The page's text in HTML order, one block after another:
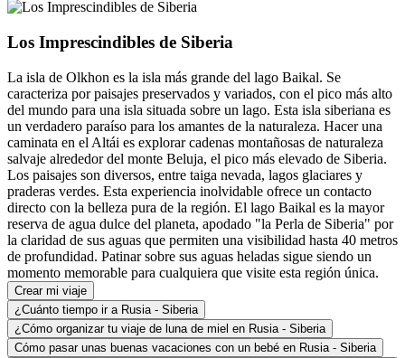
Los Imprescindibles de Siberia
La isla de Olkhon es la isla más grande del lago Baikal. Se
caracteriza por paisajes preservados y variados, con el pico más alto
del mundo para una isla situada sobre un lago. Esta isla siberiana es
un verdadero paraíso para los amantes de la naturaleza. Hacer una
caminata en el Altái es explorar cadenas montañosas de naturaleza
salvaje alrededor del monte Beluja, el pico más elevado de Siberia.
Los paisajes son diversos, entre taiga nevada, lagos glaciares y
praderas verdes. Esta experiencia inolvidable ofrece un contacto
directo con la belleza pura de la región. El lago Baikal es la mayor
reserva de agua dulce del planeta, apodado "la Perla de Siberia" por
la claridad de sus aguas que permiten una visibilidad hasta 40 metros
de profundidad. Patinar sobre sus aguas heladas sigue siendo un
momento memorable para cualquiera que visite esta región única.
Crear mi viaje
¿Cuánto tiempo ir a Rusia - Siberia
¿Cómo organizar tu viaje de luna de miel en Rusia - Siberia
Cómo pasar unas buenas vacaciones con un bebé en Rusia - Siberia